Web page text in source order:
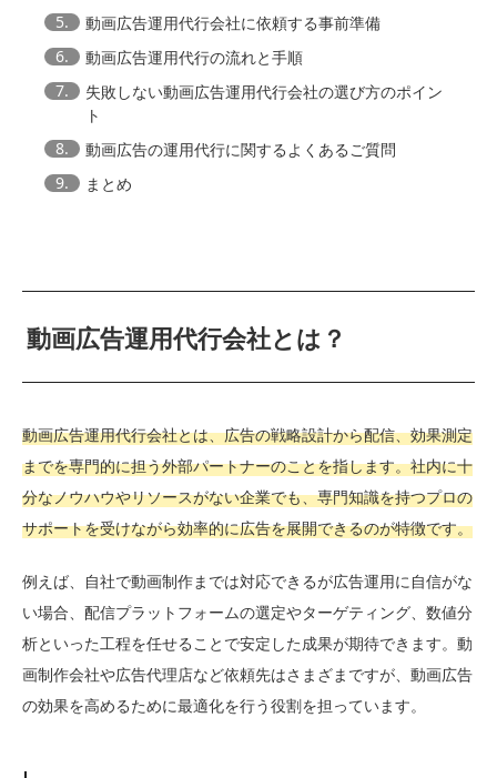
5.
動画広告運用代行会社に依頼する事前準備
6.
動画広告運用代行の流れと手順
7.
失敗しない動画広告運用代行会社の選び方のポイン
ト
8.
動画広告の運用代行に関するよくあるご質問
9.
まとめ
動画広告運用代行会社とは？
動画広告運用代行会社とは、広告の戦略設計から配信、効果測定
までを専門的に担う外部パートナーのことを指します。社内に十
分なノウハウやリソースがない企業でも、専門知識を持つプロの
サポートを受けながら効率的に広告を展開できるのが特徴です。
例えば、自社で動画制作までは対応できるが広告運用に自信がな
い場合、配信プラットフォームの選定やターゲティング、数値分
析といった工程を任せることで安定した成果が期待できます。動
画制作会社や広告代理店など依頼先はさまざまですが、動画広告
の効果を高めるために最適化を行う役割を担っています。